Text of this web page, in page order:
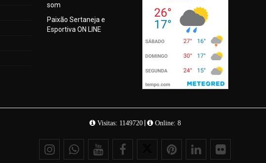
som
Paixão Sertaneja e
Esportiva ON LINE
Visitas: 1149720| Online: 8